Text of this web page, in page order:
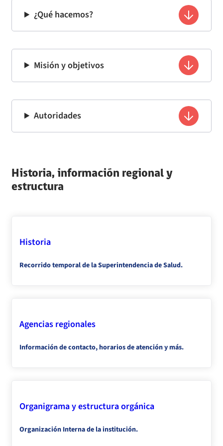
Seguimiento del Plan Anual de Compras
Arriendo de Bienes Inmuebles no sujetos a Ley de Compras
¿Qué hacemos?
Misión y objetivos
Autoridades
Historia, información regional y
estructura
Historia
Recorrido temporal de la Superintendencia de Salud.
Agencias regionales
Información de contacto, horarios de atención y más.
Organigrama y estructura orgánica
Organización Interna de la institución.